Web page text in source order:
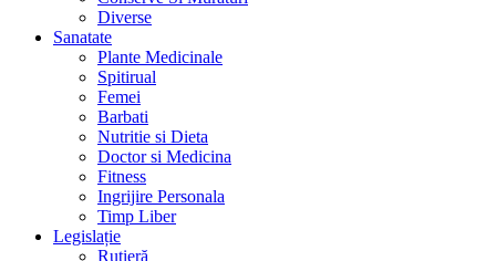
Diverse
Sanatate
Plante Medicinale
Spitirual
Femei
Barbati
Nutritie si Dieta
Doctor si Medicina
Fitness
Ingrijire Personala
Timp Liber
Legislație
Rutieră